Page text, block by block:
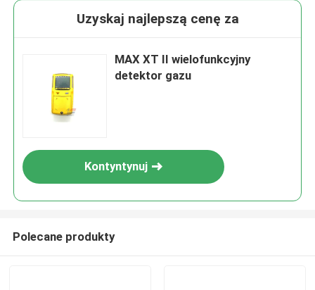
Uzyskaj najlepszą cenę za
MAX XT II wielofunkcyjny
detektor gazu
Kontyntynuj
Polecane produkty